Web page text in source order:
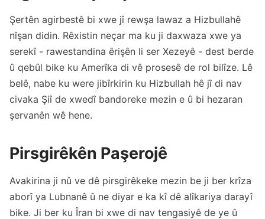
Şertên agirbestê bi xwe jî rewşa lawaz a Hizbullahê
nîşan didin. Rêxistin neçar ma ku ji daxwaza xwe ya
serekî - rawestandina êrişên li ser Xezeyê - dest berde
û qebûl bike ku Amerîka di vê prosesê de rol bilîze. Lê
belê, nabe ku were jibîrkirin ku Hizbullah hê jî di nav
civaka Şiî de xwedî bandoreke mezin e û bi hezaran
şervanên wê hene.
Pirsgirêkên Paşerojê
Avakirina ji nû ve dê pirsgirêkeke mezin be ji ber krîza
aborî ya Lubnanê û ne diyar e ka kî dê alîkariya darayî
bike. Ji ber ku Îran bi xwe di nav tengasiyê de ye û